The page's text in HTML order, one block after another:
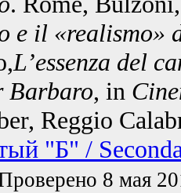
e il «realismo»
L’essenza del
Barbaro, in
Reggio
"Б" /
8 мая